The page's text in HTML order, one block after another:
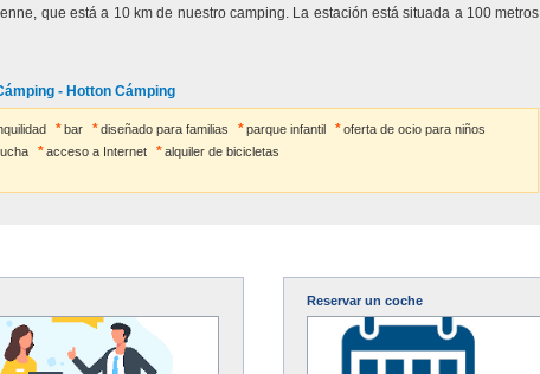
que está a 10 km de nuestro camping. La estación está situada a 100 metros
- Hotton Cámping
bar diseñado para familias parque infantil
oferta de ocio para niños
acceso a Internet alquiler de bicicletas
Reservar un coche